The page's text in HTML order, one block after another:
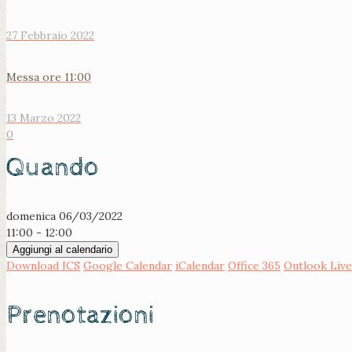
27 Febbraio 2022
Messa ore 11:00
13 Marzo 2022
0
Quando
domenica 06/03/2022
11:00 - 12:00
Aggiungi al calendario
Download ICS Google Calendar iCalendar Office 365 Outlook Live
Prenotazioni